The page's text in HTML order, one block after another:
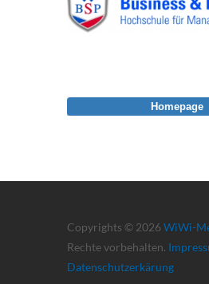
Copyrights © 2026 WiWi-
Rechte vorbehalten.
Datenschutzerkärung
Homepage